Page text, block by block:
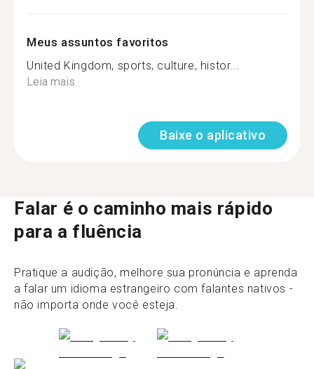
Meus assuntos favoritos
United Kingdom, sports, culture, histor...
Leia mais
Baixe o aplicativo
Falar é o caminho mais rápido
para a fluência
Pratique a audição, melhore sua pronúncia e aprenda
a falar um idioma estrangeiro com falantes nativos -
não importa onde você esteja.